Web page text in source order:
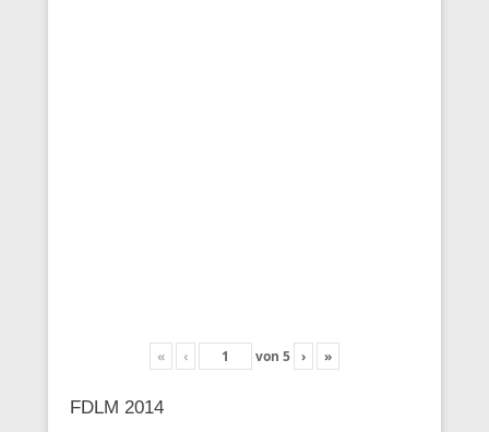
« ‹ von 5 › »
FDLM 2014